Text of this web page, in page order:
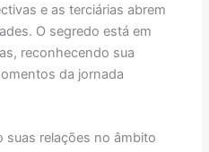
e as terciárias abrem
O segredo está em
reconhecendo sua
da jornada
suas relações no âmbito